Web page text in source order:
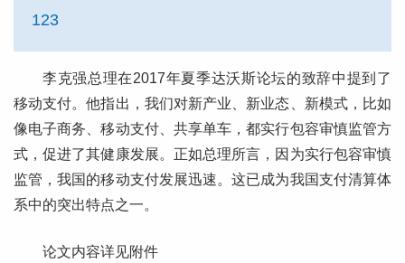
123
李克强总理在2017年夏季达沃斯论坛的致辞中提到了
移动支付。他指出，我们对新产业、新业态、新模式，比如
像电子商务、移动支付、共享单车，都实行包容审慎监管方
式，促进了其健康发展。正如总理所言，因为实行包容审慎
监管，我国的移动支付发展迅速。这已成为我国支付清算体
系中的突出特点之一。
论文内容详见附件